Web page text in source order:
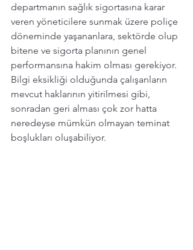
departmanın sağlık sigortasına karar
veren yöneticilere sunmak üzere poliçe
döneminde yaşananlara, sektörde olup
bitene ve sigorta planının genel
performansına hakim olması gerekiyor.
Bilgi eksikliği olduğunda çalışanların
mevcut haklarının yitirilmesi gibi,
sonradan geri alması çok zor hatta
neredeyse mümkün olmayan teminat
boşlukları oluşabiliyor.